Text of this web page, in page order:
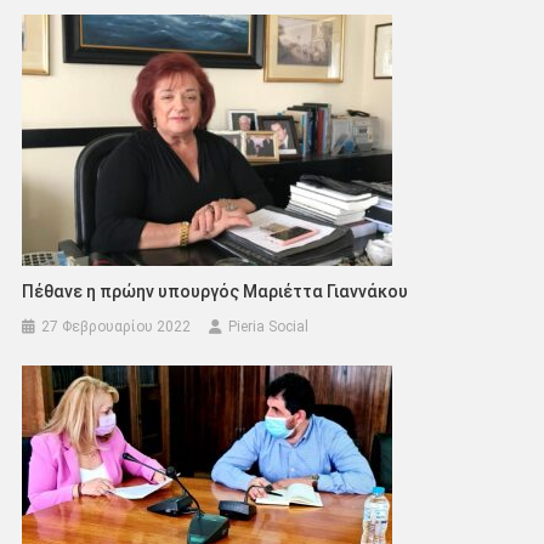
Πέθανε η πρώην υπουργός Μαριέττα Γιαννάκου
27 Φεβρουαρίου 2022 Pieria Social